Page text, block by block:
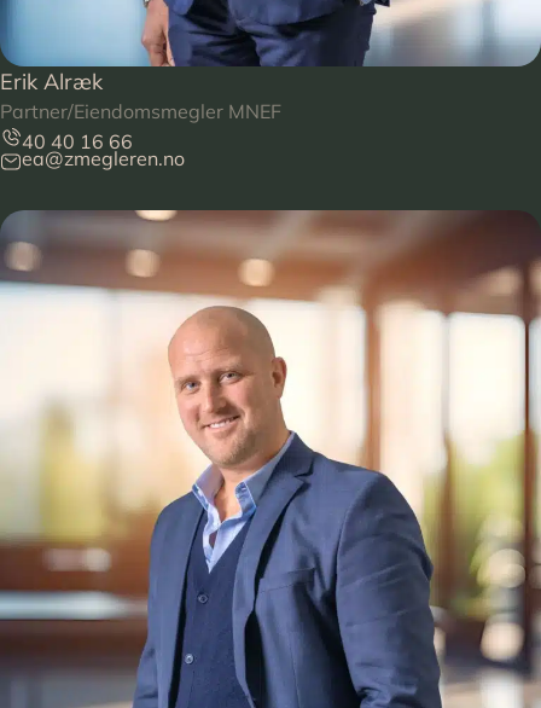
Erik Alræk
Partner/Eiendomsmegler MNEF
40 40 16 66
ea@zmegleren.no